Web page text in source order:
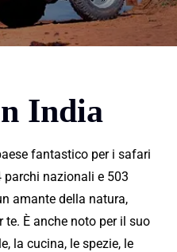
India
fantastico per i safari
parchi nazionali e 503
amante della natura,
te. È anche noto per il suo
la cucina, le spezie, le